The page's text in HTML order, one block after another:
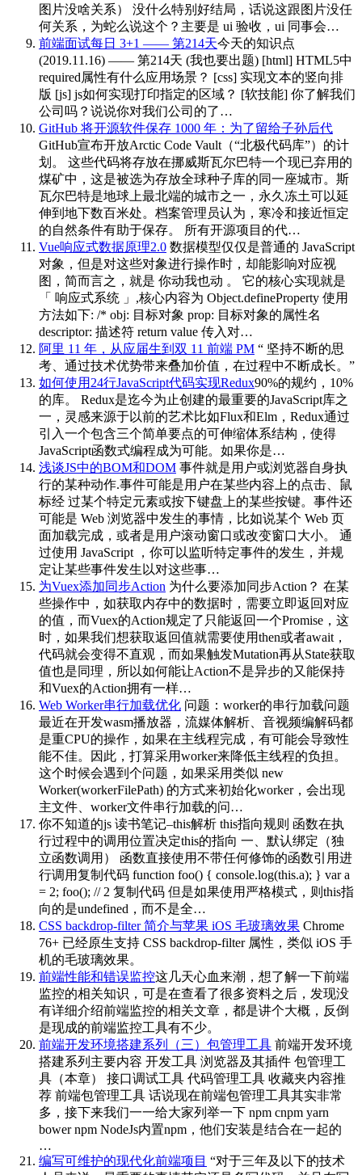
图片没啥关系） 没什么特别好结局，话说这跟图片没任
何关系，为蛇么说这个？主要是 ui 验收，ui 同事会…
前端面试每日 3+1 —— 第214天今天的知识点
(2019.11.16) —— 第214天 (我也要出题) [html] HTML5中
required属性有什么应用场景？ [css] 实现文本的竖向排
版 [js] js如何实现打印指定的区域？ [软技能] 你了解我们
公司吗？说说你对我们公司的了…
GitHub 将开源软件保存 1000 年：为了留给子孙后代
GitHub宣布开放Arctic Code Vault（“北极代码库”）的计
划。 这些代码将存放在挪威斯瓦尔巴特一个现已弃用的
煤矿中，这是被选为存放全球种子库的同一座城市。斯
瓦尔巴特是地球上最北端的城市之一，永久冻土可以延
伸到地下数百米处。档案管理员认为，寒冷和接近恒定
的自然条件有助于保存。 所有开源项目的代…
Vue响应式数据原理2.0 数据模型仅仅是普通的 JavaScript
对象，但是对这些对象进行操作时，却能影响对应视
图，简而言之，就是 你动我也动 。 它的核心实现就是
「 响应式系统 」,核心内容为 Object.defineProperty 使用
方法如下: /* obj: 目标对象 prop: 目标对象的属性名
descriptor: 描述符 return value 传入对…
阿里 11 年，从应届生到双 11 前端 PM “ 坚持不断的思
考、通过技术优势带来叠加价值，在过程中不断成长。”
如何使用24行JavaScript代码实现Redux90%的规约，10%
的库。 Redux是迄今为止创建的最重要的JavaScript库之
一，灵感来源于以前的艺术比如Flux和Elm，Redux通过
引入一个包含三个简单要点的可伸缩体系结构，使得
JavaScript函数式编程成为可能。如果你是…
浅谈JS中的BOM和DOM 事件就是用户或浏览器自身执
行的某种动作.事件可能是用户在某些内容上的点击、鼠
标经 过某个特定元素或按下键盘上的某些按键。事件还
可能是 Web 浏览器中发生的事情，比如说某个 Web 页
面加载完成，或者是用户滚动窗口或改变窗口大小。 通
过使用 JavaScript ，你可以监听特定事件的发生，并规
定让某些事件发生以对这些事…
为Vuex添加同步Action 为什么要添加同步Action？ 在某
些操作中，如获取内存中的数据时，需要立即返回对应
的值，而Vuex的Action规定了只能返回一个Promise，这
时，如果我们想获取返回值就需要使用then或者await，
代码就会变得不直观，而如果触发Mutation再从State获取
值也是同理，所以如何能让Action不是异步的又能保持
和Vuex的Action拥有一样…
Web Worker串行加载优化 问题：worker的串行加载问题
最近在开发wasm播放器，流媒体解析、音视频编解码都
是重CPU的操作，如果在主线程完成，有可能会导致性
能不佳。因此，打算采用worker来降低主线程的负担。
这个时候会遇到个问题，如果采用类似 new
Worker(workerFilePath) 的方式来初始化worker，会出现
主文件、worker文件串行加载的问…
你不知道的js 读书笔记–this解析 this指向规则 函数在执
行过程中的调用位置决定this的指向 一、默认绑定（独
立函数调用） 函数直接使用不带任何修饰的函数引用进
行调用复制代码 function foo() { console.log(this.a); } var a
= 2; foo(); // 2 复制代码 但是如果使用严格模式，则this指
向的是undefined，而不是全…
CSS backdrop-filter 简介与苹果 iOS 毛玻璃效果 Chrome
76+ 已经原生支持 CSS backdrop-filter 属性，类似 iOS 手
机的毛玻璃效果。
前端性能和错误监控这几天心血来潮，想了解一下前端
监控的相关知识，可是在查看了很多资料之后，发现没
有详细介绍前端监控的相关文章，都是讲个大概，反倒
是现成的前端监控工具有不少。
前端开发环境搭建系列（三）包管理工具 前端开发环境
搭建系列主要内容 开发工具 浏览器及其插件 包管理工
具（本章） 接口调试工具 代码管理工具 收藏夹内容推
荐 前端包管理工具 话说现在前端包管理工具其实非常
多，接下来我们一一给大家列举一下 npm cnpm yarn
bower npm NodeJs内置npm，他们安装是结合在一起的
…
编写可维护的现代化前端项目 “对于三年及以下的技术